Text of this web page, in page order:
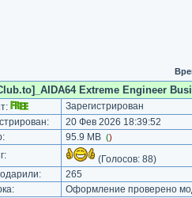
Extreme Engineer
Зарегистрирован
20 Фев 2026 18:39:52
95.9 MB ()
(Голосов: 88)
265
Оформление проверено